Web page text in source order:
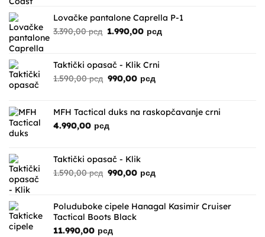
bila:
4.290,00 рсд.
2.890,00 рсд.
Lovačke pantalone Caprella P-1
3.390,00рсд Originalna
bila:
3.390,00 рсд.
1.990,00 рсдTrenutna
Taktički opasač - Klik Crni
1.590,00рсд Originalna
bila:
990,00 рсдTrenutna
990,00 рсд.
MFH Tactical duks na raskopčavanje crni
4.990,00 рсд
Taktički opasač - Klik
1.590,00рсд Originalna
bila:
1.590,00 рсд.
990,00 рсдTrenutna
990,00 рсд.
Poluduboke cipele Hanagal Kasimir Cruiser
Tactical Boots Black
11.990,00 рсд